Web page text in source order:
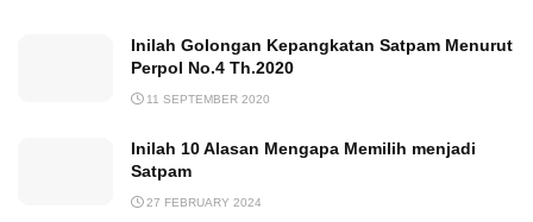
Inilah Golongan Kepangkatan Satpam Menurut
Perpol No.4 Th.2020
11 SEPTEMBER 2020
Inilah 10 Alasan Mengapa Memilih menjadi
Satpam
27 FEBRUARY 2024